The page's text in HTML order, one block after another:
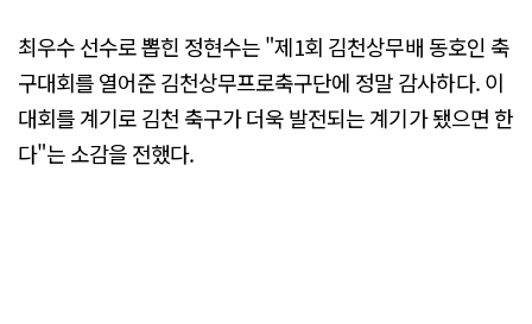
최우수 선수로 뽑힌 정현수는 "제1회 김천상무배 동호인 축
구대회를 열어준 김천상무프로축구단에 정말 감사하다. 이
대회를 계기로 김천 축구가 더욱 발전되는 계기가 됐으면 한
다"는 소감을 전했다.